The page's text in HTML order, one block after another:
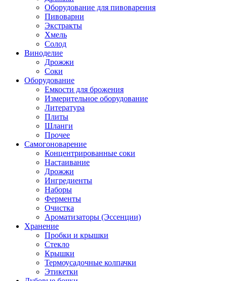
Оборудование для пивоварения
Пивоварни
Экстракты
Хмель
Солод
Виноделие
Дрожжи
Соки
Оборудование
Емкости для брожения
Измерительное оборудование
Литература
Плиты
Шланги
Прочее
Самогоноварение
Концентрированные соки
Настаивание
Дрожжи
Ингредиенты
Наборы
Ферменты
Очистка
Ароматизаторы (Эссенции)
Хранение
Пробки и крышки
Стекло
Крышки
Термоусадочные колпачки
Этикетки